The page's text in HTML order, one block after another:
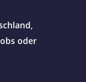
oder